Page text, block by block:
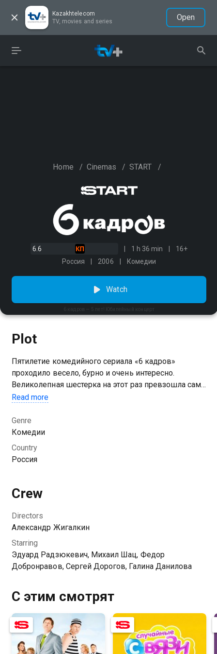
Kazakhtelecom
TV, movies and series
Open
Home / Cinemas / START /
6.6 1 h 36 min
16+
Россия
2006 Комедии
6 кадров — 5 лет! Юбилейный концерт
Watch
Plot
Пятилетие комедийного сериала «6 кадров»
проходило весело, бурно и очень интересно.
Великолепная шестерка на этот раз превзошла сама
себя — устроила грандиозный концерт в честь
зрителей. Что же было дальше? Комедийное шоу «6
кадров — 5 лет!
Read more
Genre
Комедии
Country
Россия
Crew
Directors
Александр Жигалкин
Starring
Эдуард Радзюкевич, Михаил Шац, Федор
Добронравов, Сергей Дорогов, Галина Данилова
С этим смотрят